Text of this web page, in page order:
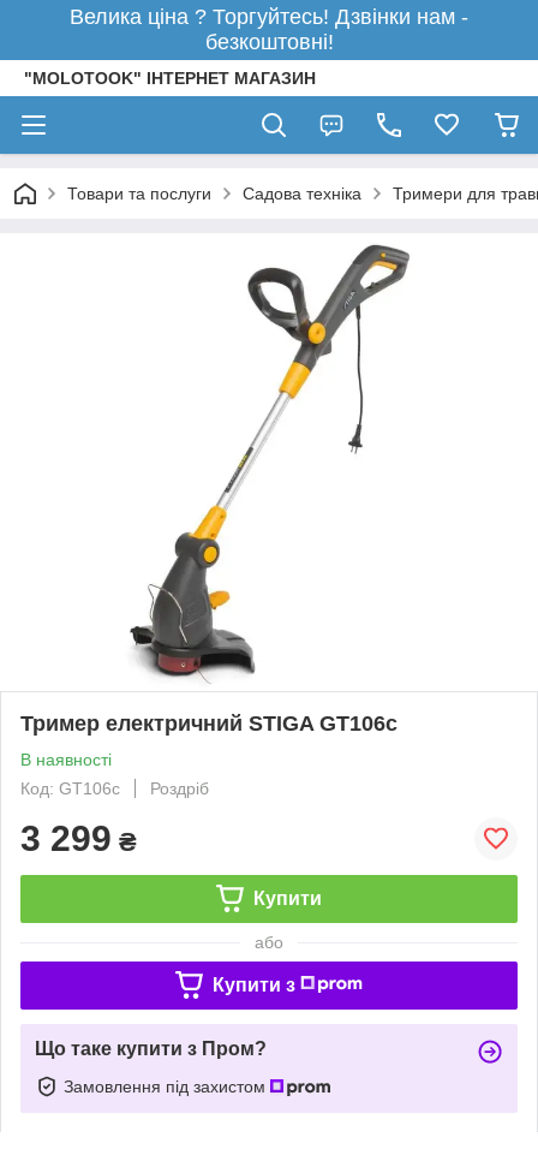
Велика ціна ? Торгуйтесь! Дзвінки нам -
безкоштовні!
"MOLOTOOK" ІНТЕРНЕТ МАГАЗИН
Товари та послуги Садова техніка Тримери для
Тример електричний STIGA GT106c
В наявності
Код: GT106c
Роздріб
3 299 ₴
Купити
або
Купити з
Що таке купити з Пром?
Замовлення під захистом